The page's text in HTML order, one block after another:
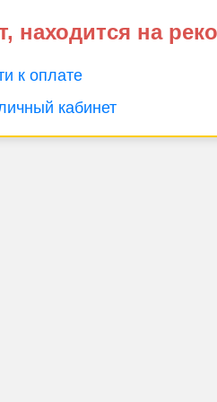
находится на
к оплате
кабинет